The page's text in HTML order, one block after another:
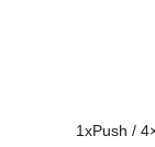
1xPush /